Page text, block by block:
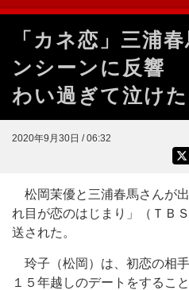
「カネ恋」三浦
ンシーンに反響
わい過ぎて泣けた
2020年9月30日 / 06:32
松岡茉優と三浦春馬さんが
れ目が恋のはじまり」（ＴＢ
送された。
玲子（松岡）は、初恋の相
１５年越しのデートをするこ